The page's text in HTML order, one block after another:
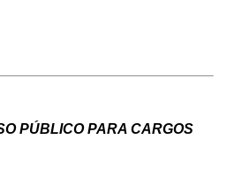
PÚBLICO PARA CARGOS